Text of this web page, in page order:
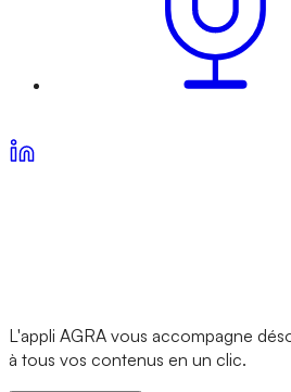
L'appli AGRA vous accompagne
à tous vos contenus en un clic.